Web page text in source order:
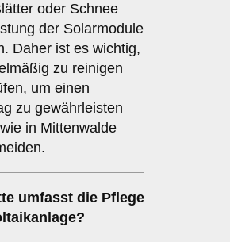
oder Schnee
der Solarmodule
Daher ist es wichtig,
zu reinigen
um einen
zu gewährleisten
in Mittenwalde
umfasst die Pflege